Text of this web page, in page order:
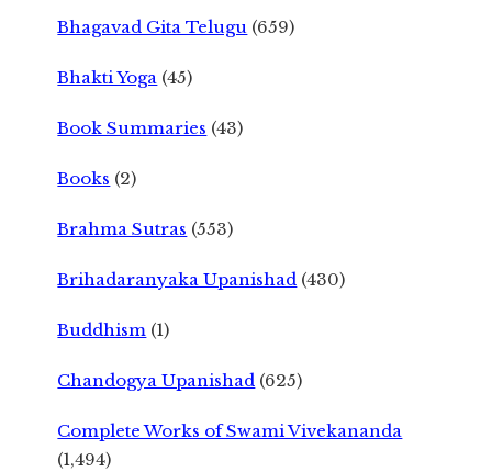
Bhagavad Gita Telugu (659)
Bhakti Yoga (45)
Book Summaries (43)
Books (2)
Brahma Sutras (553)
Brihadaranyaka Upanishad (430)
Buddhism (1)
Chandogya Upanishad (625)
Complete Works of Swami Vivekananda
(1,494)